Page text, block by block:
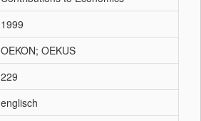
1999
OEKON; OEKUS
229
englisch